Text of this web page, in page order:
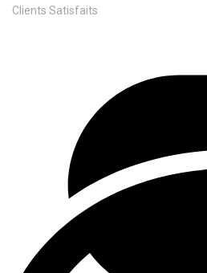
Clients Satisfaits